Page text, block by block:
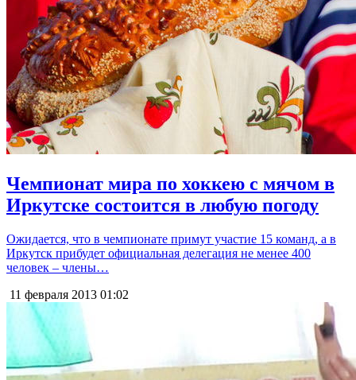
Чемпионат мира по хоккею с мячом в
Иркутске состоится в любую погоду
Ожидается, что в чемпионате примут участие 15 команд, а в
Иркутск прибудет официальная делегация не менее 400
человек – члены…
11 февраля 2013 01:02